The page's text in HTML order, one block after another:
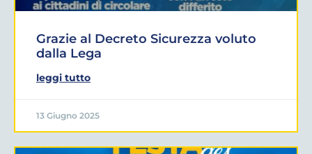
Grazie al Decreto Sicurezza voluto
dalla Lega
leggi tutto
13 Giugno 2025